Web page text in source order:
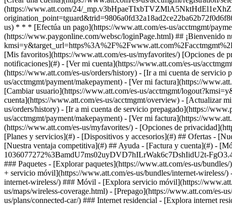
[Planes y servicios](#) - [Dispositivos y accesorios](#) ## Ofertas -
[Nuestra ventaja competitiva](#) ## Ayuda - [Factura y cuenta](#) -